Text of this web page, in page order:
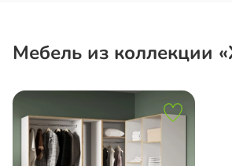
Мебель из коллекции